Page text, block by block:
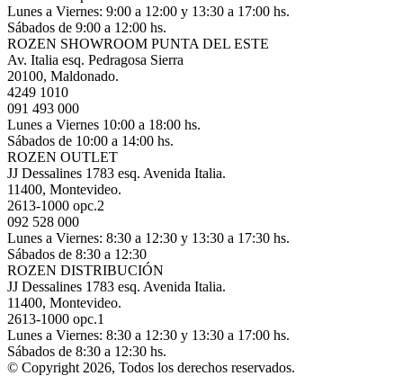
Lunes a Viernes: 9:00 a 12:00 y 13:30 a 17:00 hs.
Sábados de 9:00 a 12:00 hs.
ROZEN SHOWROOM PUNTA DEL ESTE
Av. Italia esq. Pedragosa Sierra
20100, Maldonado.
4249 1010
091 493 000
Lunes a Viernes 10:00 a 18:00 hs.
Sábados de 10:00 a 14:00 hs.
ROZEN OUTLET
JJ Dessalines 1783 esq. Avenida Italia.
11400, Montevideo.
2613-1000 opc.2
092 528 000
Lunes a Viernes: 8:30 a 12:30 y 13:30 a 17:30 hs.
Sábados de 8:30 a 12:30
ROZEN DISTRIBUCIÓN
JJ Dessalines 1783 esq. Avenida Italia.
11400, Montevideo.
2613-1000 opc.1
Lunes a Viernes: 8:30 a 12:30 y 13:30 a 17:00 hs.
Sábados de 8:30 a 12:30 hs.
© Copyright 2026, Todos los derechos reservados.